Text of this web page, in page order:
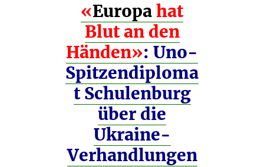
«Europahat
Blut an den
Händen»: Uno-
Spitzendiploma
t Schulenburg
über die
Ukraine-
Verhandlungen